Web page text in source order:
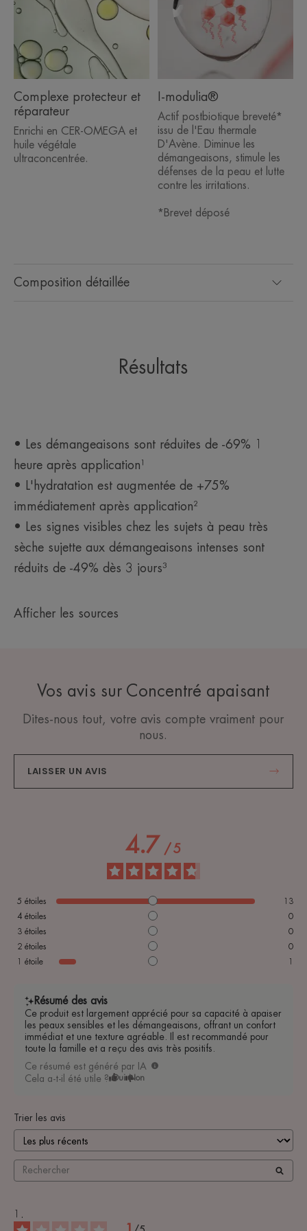
European guidelines for treatment of atopic eczema
(atopic dermatitis) in adults and children: part I-
JEADV 2018. 32, 657-682).
TEXTURE ENVIRONNEMENT
Senteur du contenu
**EMOLLIENT PLUS : Formule topique composée d’excipients et d’actifs
additionnels non médicamenteux qui accompagne la prise en charge des
Composition détaillée
Complexe protecteur et
réparateur
Enrichi en CER-OMEGA et
huile végétale
ultraconcentrée.
I-modulia®
Actif postbiotique breveté*
issu de l'Eau thermale
D'Avène. Diminue les
démangeaisons, stimule les
défenses de la peau et lutte
contre les irritations.
*Brevet déposé
Résultats
• Les démangeaisons sont réduites de -69% 1
heure après application¹
• L'hydratation est augmentée de +75%
immédiatement après application²
• Les signes visibles chez les sujets à peau très
sèche sujette aux démangeaisons intenses sont
réduits de -49% dès 3 jours³
Afficher les sources
Vos avis sur Concentré apaisant
Dites-nous tout, votre avis compte vraiment pour
nous.
LAISSER UN AVIS
4.7 /5
5 étoiles
13
4 étoiles
0
3 étoiles
0
2 étoiles
0
1 étoile 1
Résumé des avis
Ce produit est largement apprécié pour sa capacité à apaiser
les peaux sensibles et les démangeaisons, offrant un confort
immédiat et une texture agréable. Il est recommandé pour
toute la famille et a reçu des avis très positifs.
Ce résumé est généré par IA
Cela a-t-il été utile ? Oui Non
Trier les avis